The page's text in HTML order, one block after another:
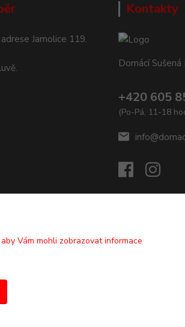
Jamolice 119.
Kontakty
Domácí Sušená
+420 605
(Po-Pá, 11-18
Vám mohli zobrazovat informace